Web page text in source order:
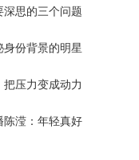
深思的三个问题
份背景的明星
压力变成动力
陈滢：年轻真好